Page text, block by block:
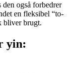
også forbedrer
en fleksibel “to-
bliver brugt.
yin: